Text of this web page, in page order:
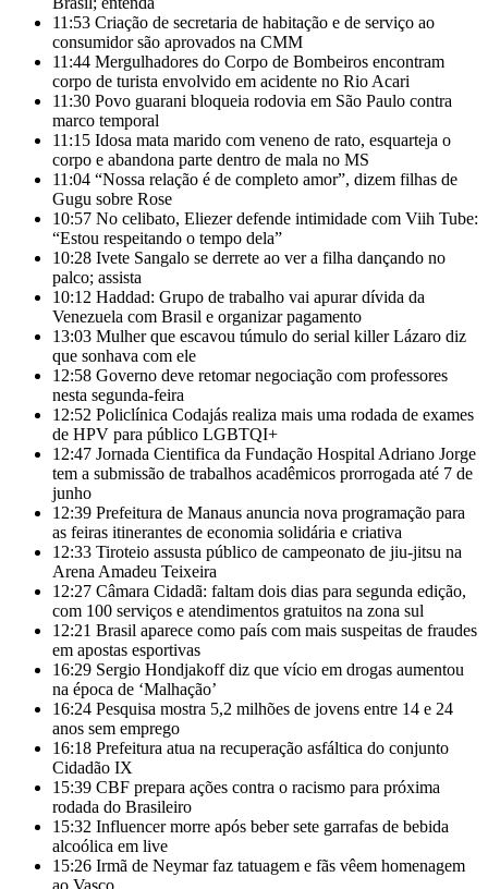
11:53 Criação de secretaria de habitação e de serviço ao
consumidor são aprovados na CMM
11:44 Mergulhadores do Corpo de Bombeiros encontram
corpo de turista envolvido em acidente no Rio Acari
11:30 Povo guarani bloqueia rodovia em São Paulo contra
marco temporal
11:15 Idosa mata marido com veneno de rato, esquarteja o
corpo e abandona parte dentro de mala no MS
11:04 “Nossa relação é de completo amor”, dizem filhas de
Gugu sobre Rose
10:57 No celibato, Eliezer defende intimidade com Viih Tube:
“Estou respeitando o tempo dela”
10:28 Ivete Sangalo se derrete ao ver a filha dançando no
palco; assista
10:12 Haddad: Grupo de trabalho vai apurar dívida da
Venezuela com Brasil e organizar pagamento
13:03 Mulher que escavou túmulo do serial killer Lázaro diz
que sonhava com ele
12:58 Governo deve retomar negociação com professores
nesta segunda-feira
12:52 Policlínica Codajás realiza mais uma rodada de exames
de HPV para público LGBTQI+
12:47 Jornada Cientifica da Fundação Hospital Adriano Jorge
tem a submissão de trabalhos acadêmicos prorrogada até 7 de
junho
12:39 Prefeitura de Manaus anuncia nova programação para
as feiras itinerantes de economia solidária e criativa
12:33 Tiroteio assusta público de campeonato de jiu-jitsu na
Arena Amadeu Teixeira
12:27 Câmara Cidadã: faltam dois dias para segunda edição,
com 100 serviços e atendimentos gratuitos na zona sul
12:21 Brasil aparece como país com mais suspeitas de fraudes
em apostas esportivas
16:29 Sergio Hondjakoff diz que vício em drogas aumentou
na época de ‘Malhação’
16:24 Pesquisa mostra 5,2 milhões de jovens entre 14 e 24
anos sem emprego
16:18 Prefeitura atua na recuperação asfáltica do conjunto
Cidadão IX
15:39 CBF prepara ações contra o racismo para próxima
rodada do Brasileiro
15:32 Influencer morre após beber sete garrafas de bebida
alcoólica em live
15:26 Irmã de Neymar faz tatuagem e fãs vêem homenagem
ao Vasco